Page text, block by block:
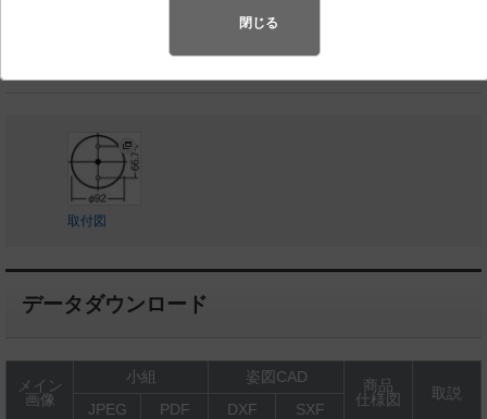
◆希望小売価格 38,000 円（税抜）
取付図
データダウンロード
メイン
画像
小組 姿図CAD
商品
仕様図
取説
JPEG
PDF DXF SXF
閉じる